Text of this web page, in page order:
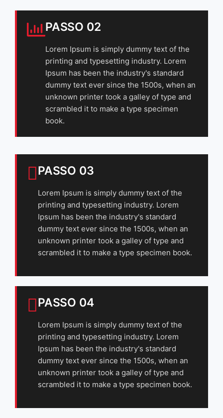
PASSO 02
Lorem Ipsum is simply dummy text of the
printing and typesetting industry. Lorem
Ipsum has been the industry's standard
dummy text ever since the 1500s, when an
unknown printer took a galley of type and
scrambled it to make a type specimen
book.
PASSO 03
Lorem Ipsum is simply dummy text of the
printing and typesetting industry. Lorem
Ipsum has been the industry's standard
dummy text ever since the 1500s, when an
unknown printer took a galley of type and
scrambled it to make a type specimen book.
PASSO 04
Lorem Ipsum is simply dummy text of the
printing and typesetting industry. Lorem
Ipsum has been the industry's standard
dummy text ever since the 1500s, when an
unknown printer took a galley of type and
scrambled it to make a type specimen book.